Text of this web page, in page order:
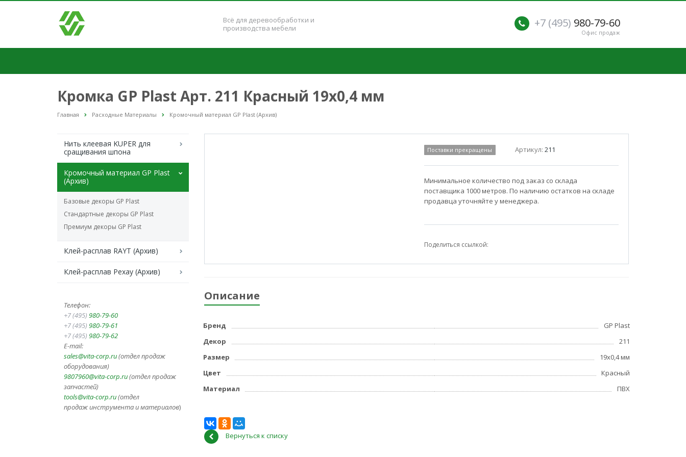
Всё для деревообработки и
производства мебели
+7 (495) 980-79-60
Офис продаж
Кромка GP Plast Арт. 211 Красный 19x0,4 мм
Главная Расходные Материалы Кромочный материал GP Plast (Архив)
Нить клеевая KUPER для
сращивания шпона
Кромочный материал GP Plast
(Архив)
Базовые декоры GP Plast
Стандартные декоры GP Plast
Премиум декоры GP Plast
Клей-расплав RAYT (Архив)
Клей-расплав Рехау (Архив)
Телефон:
+7 (495) 980-79-60
+7 (495) 980-79-61
+7 (495) 980-79-62
E-mail:
sales@vita-corp.ru(отдел продаж
оборудования)
9807960@vita-corp.ru(отдел продаж
запчастей)
tools@vita-corp.ru(отдел
продаж инструмента иматериалов)
Поставки прекращены Артикул: 211
Минимальное количество под заказ со склада
поставщика 1000 метров. По наличию остатков на складе
продавца уточняйте у менеджера.
Поделиться ссылкой:
Описание
Бренд
GP Plast
Декор
211
Размер
19x0,4 мм
Цвет
Красный
Материал
ПВХ
Вернуться к списку